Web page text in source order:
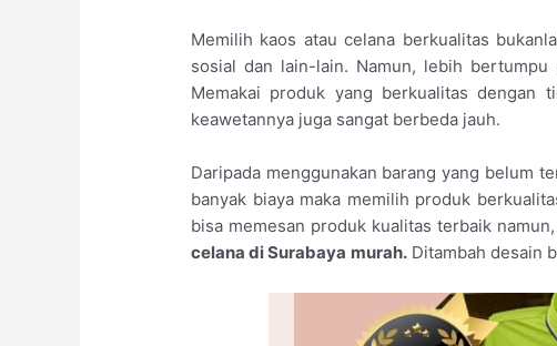
Memilih kaos atau celana berkualitas
sosial dan lain-lain. Namun, lebih bertumpu
Memakai produk yang berkualitas dengan
keawetannya juga sangat berbeda jauh.
Daripada menggunakan barang yang belum
banyak biaya maka memilih produk
bisa memesan produk kualitas terbaik
celana di Surabaya murah. Ditambah desain